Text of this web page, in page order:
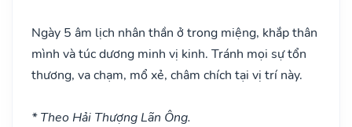
Ngày 5 âm lịch nhân thần ở trong miệng, khắp thân
mình và túc dương minh vị kinh. Tránh mọi sự tổn
thương, va chạm, mổ xẻ, châm chích tại vị trí này.
* Theo Hải Thượng Lãn Ông.